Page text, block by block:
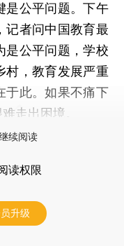
是公平问题。下午
记者问中国教育最
是公平问题，学校
村，教育发展严重
于此。如果不痛下
走出困境。
续阅读
读权限
升级